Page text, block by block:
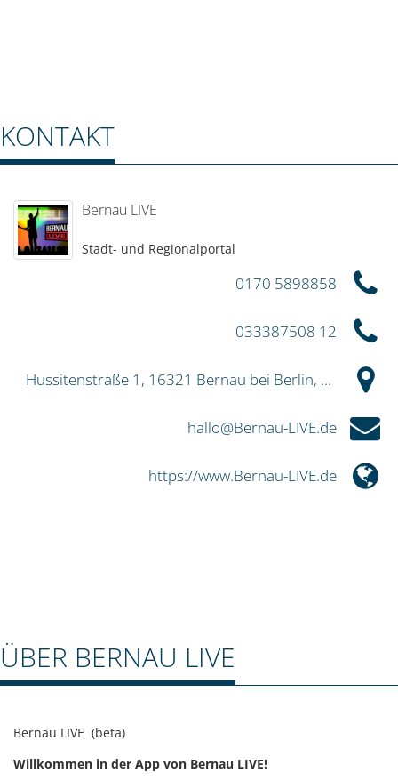
KONTAKT
Bernau LIVE
Stadt- und Regionalportal
0170 5898858
033387508 12
Hussitenstraße 1, 16321 Bernau bei Berlin, Deutschland
hallo@Bernau-LIVE.de
https://www.Bernau-LIVE.de
ÜBER BERNAU LIVE
Bernau LIVE (beta)
Willkommen in der App von Bernau LIVE!